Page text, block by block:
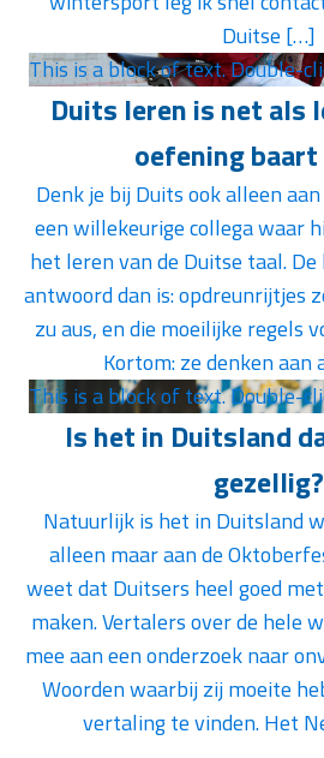
Duitse […]
This is a block of text. Double-
Duits leren is net als
oefening
Denk je bij Duits ook alleen
een willekeurige collega waar
het leren van de Duitse taal.
antwoord dan is: opdreunrijtjes
zu aus, en die moeilijke regels
Kortom: ze denken
This is a block of text. Double-
Is het in Duitsland
gezellig?
Natuurlijk is het in Duitsland
alleen maar aan de
weet dat Duitsers heel goed
maken. Vertalers over de hele
mee aan een onderzoek naar
Woorden waarbij zij moeite
vertaling te vinden. Het